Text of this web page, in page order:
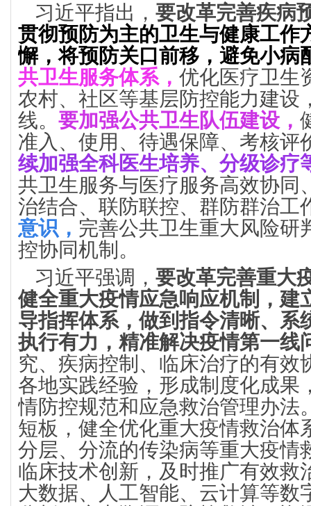
习近平指出， 要改革完善疾病
贯彻预防为主的卫生与健康工作
懈，将预防关口前移，避免小病
共卫生服务体系， 优化医疗卫生
农村、社区等基层防控能力建设
线。 要加强公共卫生队伍建设，
准入、使用、待遇保障、考核评
续加强全科医生培养、分级诊疗
共卫生服务与医疗服务高效协同
治结合、联防联控、群防群治工
意识， 完善公共卫生重大风险研
控协同机制。
习近平强调， 要改革完善重大
健全重大疫情应急响应机制，建
导指挥体系，做到指令清晰、系
执行有力，精准解决疫情第一线
究、疾病控制、临床治疗的有效
各地实践经验，形成制度化成果
情防控规范和应急救治管理办法
短板，健全优化重大疫情救治体
分层、分流的传染病等重大疫情
临床技术创新，及时推广有效救
大数据、人工智能、云计算等数